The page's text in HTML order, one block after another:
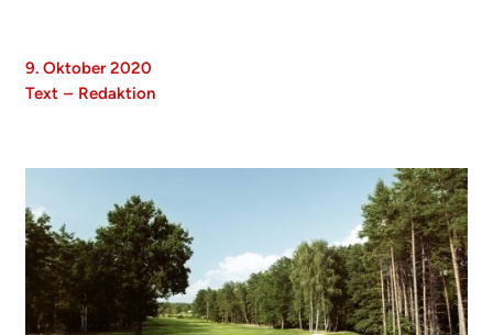
9. Oktober 2020
Text – Redaktion